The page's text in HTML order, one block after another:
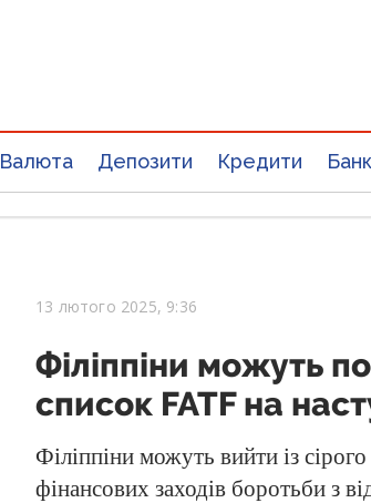
Валюта Депозити Кредити
13 лютого 2025, 9:36
Філіппіни можуть
список FATF на
Філіппіни можуть вийти із
фінансових заходів боротьби з